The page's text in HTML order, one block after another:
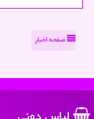
صفحه اخبار